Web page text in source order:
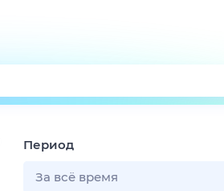
Поиск
ТВ-программа
Период
За всё время